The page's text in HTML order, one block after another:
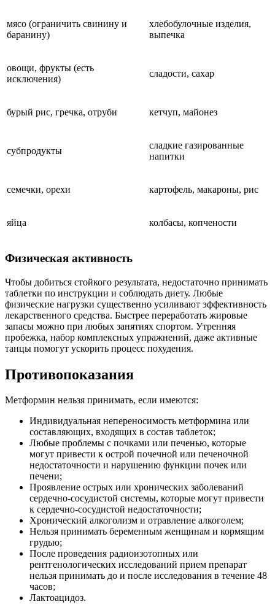
мясо (ограничить свинину и
баранину)
хлебобулочные изделия,
выпечка
овощи, фрукты (есть
исключения)
сладости, сахар
бурый рис, гречка, отруби кетчуп, майонез
субпродукты
сладкие газированные
напитки
семечки, орехи картофель, макароны, рис
яйца колбасы, копчености
Физическая активность
Чтобы добиться стойкого результата, недостаточно принимать
таблетки по инструкции и соблюдать диету. Любые
физические нагрузки существенно усиливают эффективность
лекарственного средства. Быстрее переработать жировые
запасы можно при любых занятиях спортом. Утренняя
пробежка, набор комплексных упражнений, даже активные
танцы помогут ускорить процесс похудения.
Противопоказания
Метформин нельзя принимать, если имеются:
Индивидуальная непереносимость метформина или
составляющих, входящих в состав таблеток;
Любые проблемы с почками или печенью, которые
могут привести к острой почечной или печеночной
недостаточности и нарушению функции почек или
печени;
Проявление острых или хронических заболеваний
сердечно-сосудистой системы, которые могут привести
к сердечно-сосудистой недостаточности;
Хронический алкоголизм и отравление алкоголем;
Нельзя принимать беременным женщинам и кормящим
грудью;
После проведения радиоизотопных или
рентгенологических исследований прием препарат
нельзя принимать до и после исследования в течение 48
часов;
Лактоацидоз.